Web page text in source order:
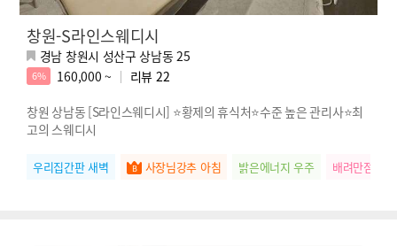
창원-S라인스웨디시
경남 창원시 성산구 상남동 25
6% 160,000 ~ 리뷰 22
창원 상남동 [S라인스웨디시] ⭐황제의 휴식처⭐수준 높은 관리사⭐최
고의 스웨디시
우리집간판 새벽 사장님강추 아침 밝은에너지 우주 배려만점 하나